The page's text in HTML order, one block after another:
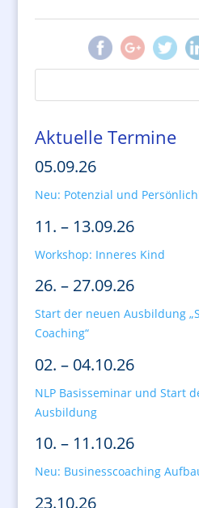
Aktuelle Termine
05.09.26
Neu: Potenzial und
11. – 13.09.26
Workshop: Inneres Kind
26. – 27.09.26
Start der neuen Ausbildung
Coaching“
02. – 04.10.26
NLP Basisseminar und Start
Ausbildung
10. – 11.10.26
Neu: Businesscoaching
23.10.26